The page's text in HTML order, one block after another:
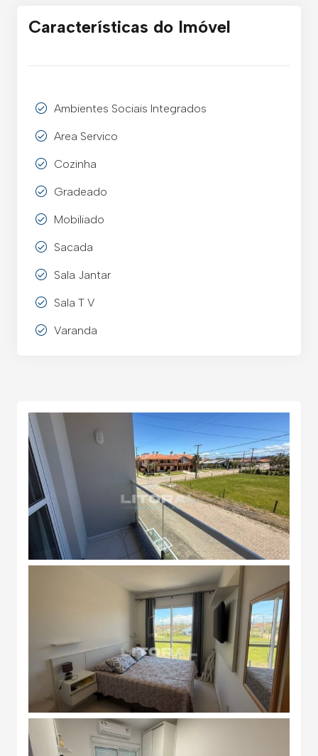
Características do Imóvel
Ambientes Sociais Integrados
Area Servico
Cozinha
Gradeado
Mobiliado
Sacada
Sala Jantar
Sala T V
Varanda